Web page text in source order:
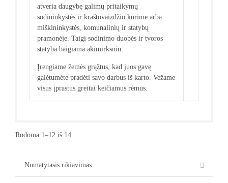
atveria daugybę galimų pritaikymų
sodininkystės ir kraštovaizdžio kūrime arba
miškininkystės, komunalinių ir statybų
pramonėje. Taigi sodinimo duobės ir tvoros
statyba baigiama akimirksniu.
Įrengiame žemės grąžtus, kad juos gavę
galėtumėte pradėti savo darbus iš karto. Vežame
visus įprastus greitai keičiamus rėmus.
Rodoma 1–12 iš 14